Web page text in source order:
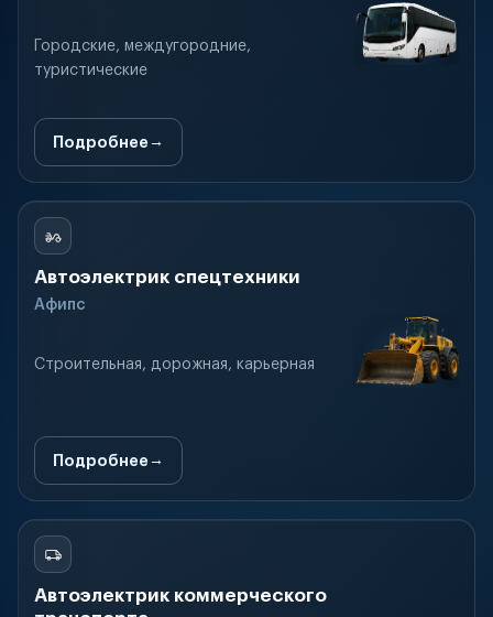
Городские, междугородние,
туристические
Подробнее
Автоэлектрик спецтехники
Афипс
Строительная, дорожная, карьерная
Подробнее
Автоэлектрик коммерческого